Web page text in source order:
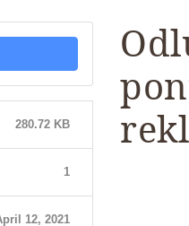
280.72 KB
1
12, 2021